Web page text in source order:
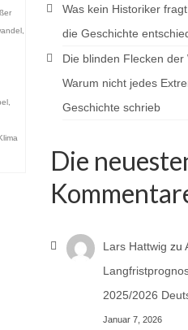
,
,
Was kein Historiker
die Geschichte
Die blinden Flecken der
Warum nicht jedes
Geschichte schrieb
Die
Lars Hattwig zu
2025/2026
Januar 7, 2026